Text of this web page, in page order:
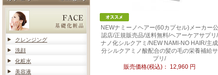
クレンジング
洗顔
化粧水
美容液
NEWナミーノヘアー(60カプセル)メーカー公
認店/正規販売品/送料無料/ヘアーケアサプリ/
ナノ化シルクアミ/NEW NAMI-NO HAIR/主成
分シルクアミノ酸配合の髪の毛の栄養補給サ
プリ/
販売価格(税込)：
12,960円